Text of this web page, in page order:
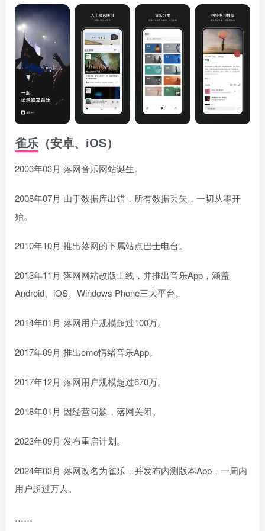
​雀乐（安卓、iOS）
2003年03月 落网音乐网站诞生。
2008年07月 由于数据库出错，所有数据丢失，一切从零开
始。
2010年10月 推出落网的下属站点巴士电台。
2013年11月 落网网站改版上线，并推出音乐App，涵盖
Android、iOS、Windows Phone三大平台。
2014年01月 落网用户规模超过100万。
2017年09月 推出emo情绪音乐App。
2017年12月 落网用户规模超过670万。
2018年01月 因经营问题，落网关闭。
2023年09月 发布重启计划。
2024年03月 落网改名为雀乐，并发布内测版本App，一周内
用户超过万人。
……